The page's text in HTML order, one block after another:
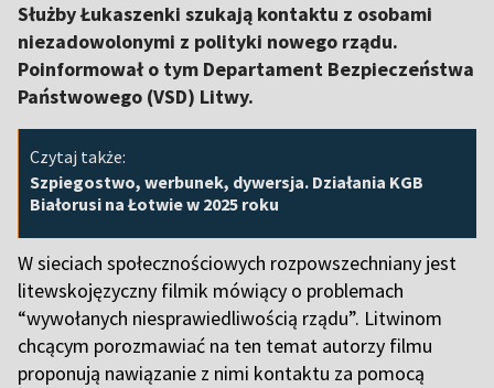
Służby Łukaszenki szukają kontaktu z osobami
niezadowolonymi z polityki nowego rządu.
Poinformował o tym Departament Bezpieczeństwa
Państwowego (VSD) Litwy.
Czytaj także:
Szpiegostwo, werbunek, dywersja. Działania KGB
Białorusi na Łotwie w 2025 roku
W sieciach społecznościowych rozpowszechniany jest
litewskojęzyczny filmik mówiący o problemach
“wywołanych niesprawiedliwością rządu”. Litwinom
chcącym porozmawiać na ten temat autorzy filmu
proponują nawiązanie z nimi kontaktu za pomocą